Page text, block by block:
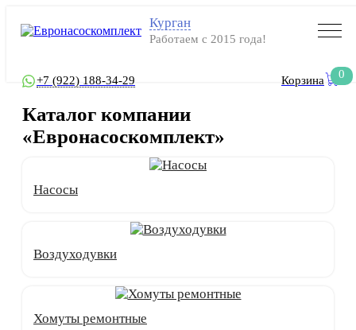
Курган
Работаем с 2015 года!
+7 (922) 188-34-29 Корзина
0
Каталог компании
«Евронасоскомплект»
Насосы
Воздуходувки
Хомуты ремонтные